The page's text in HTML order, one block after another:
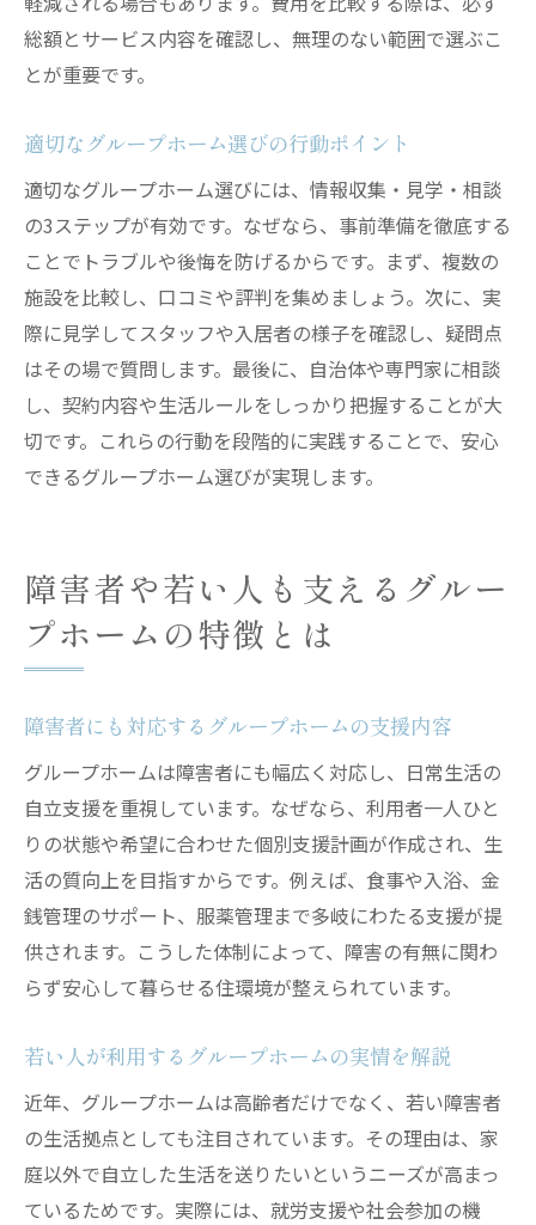
総額とサービス内容を確認し、無理のない範囲で選ぶこ
とが重要です。
適切なグループホーム選びの行動ポイント
適切なグループホーム選びには、情報収集・見学・相談
の3ステップが有効です。なぜなら、事前準備を徹底する
ことでトラブルや後悔を防げるからです。まず、複数の
施設を比較し、口コミや評判を集めましょう。次に、実
際に見学してスタッフや入居者の様子を確認し、疑問点
はその場で質問します。最後に、自治体や専門家に相談
し、契約内容や生活ルールをしっかり把握することが大
切です。これらの行動を段階的に実践することで、安心
できるグループホーム選びが実現します。
障害者や若い人も支えるグルー
プホームの特徴とは
障害者にも対応するグループホームの支援内容
グループホームは障害者にも幅広く対応し、日常生活の
自立支援を重視しています。なぜなら、利用者一人ひと
りの状態や希望に合わせた個別支援計画が作成され、生
活の質向上を目指すからです。例えば、食事や入浴、金
銭管理のサポート、服薬管理まで多岐にわたる支援が提
供されます。こうした体制によって、障害の有無に関わ
らず安心して暮らせる住環境が整えられています。
若い人が利用するグループホームの実情を解説
近年、グループホームは高齢者だけでなく、若い障害者
の生活拠点としても注目されています。その理由は、家
庭以外で自立した生活を送りたいというニーズが高まっ
ているためです。実際には、就労支援や社会参加の機